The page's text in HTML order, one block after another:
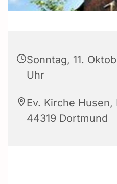
Sonntag, 11.
Uhr
Ev. Kirche
44319 Dortmund